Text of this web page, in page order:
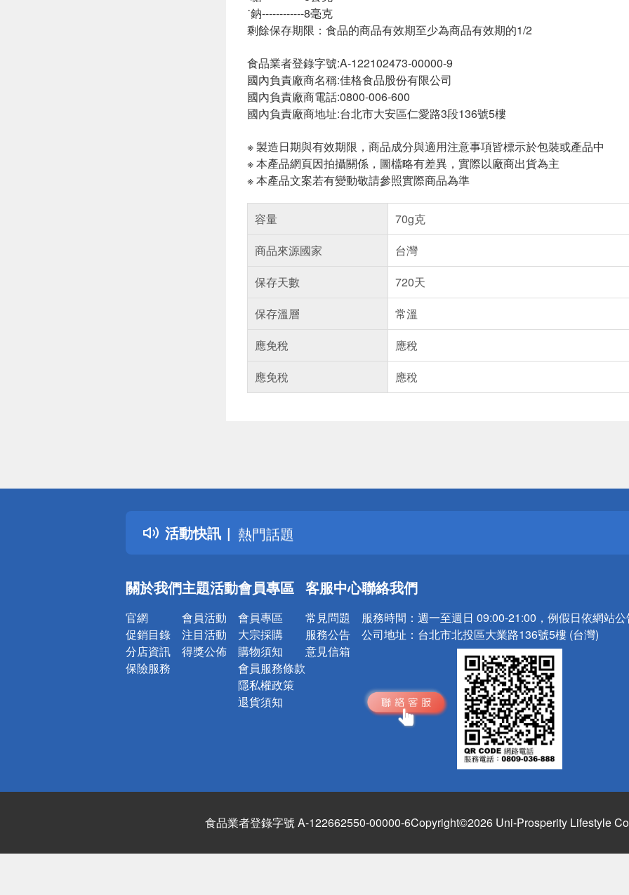
˙鈉------------8毫克
剩餘保存期限：食品的商品有效期至少為商品有效期的1/2
食品業者登錄字號:A-122102473-00000-9
國內負責廠商名稱:佳格食品股份有限公司
國內負責廠商電話:0800-006-600
國內負責廠商地址:台北市大安區仁愛路3段136號5樓
※ 製造日期與有效期限，商品成分與適用注意事項皆標示於包裝或產品中
※ 本產品網頁因拍攝關係，圖檔略有差異，實際以廠商出貨為主
※ 本產品文案若有變動敬請參照實際商品為準
容量
70g克
商品來源國家
台灣
保存天數
720天
保存溫層
常溫
應免稅
應稅
應免稅
應稅
活動快訊
詐騙網頁！請小心！
得獎公告
熱門話題
銀行優惠
詐騙網頁！請小心！
關於我們
官網
促銷目錄
分店資訊
保險服務
主題活動
會員活動
注目活動
得獎公佈
會員專區
會員專區
大宗採購
購物須知
會員服務條款
隱私權政策
退貨須知
客服中心
常見問題
服務公告
意見信箱
聯絡我們
服務時間： 週一至週日 09:00-21:00，例假日依網站
公司地址： 台北市北投區大業路136號5樓 (台灣)
食品業者登錄字號 A-122662550-00000-6Copyright©2026 Uni-Prosperity Lifestyle